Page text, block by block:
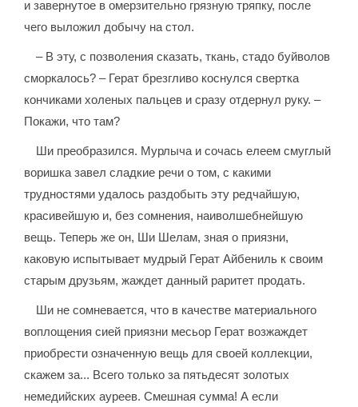
и завернутое в омерзительно грязную тряпку, после
чего выложил добычу на стол.
– В эту, с позволения сказать, ткань, стадо буйволов
сморкалось? – Герат брезгливо коснулся свертка
кончиками холеных пальцев и сразу отдернул руку. –
Покажи, что там?
Ши преобразился. Мурлыча и сочась елеем смуглый
воришка завел сладкие речи о том, с какими
трудностями удалось раздобыть эту редчайшую,
красивейшую и, без сомнения, наиволшебнейшую
вещь. Теперь же он, Ши Шелам, зная о приязни,
каковую испытывает мудрый Герат Айбениль к своим
старым друзьям, жаждет данный раритет продать.
Ши не сомневается, что в качестве материального
воплощения сией приязни месьор Герат возжаждет
приобрести означенную вещь для своей коллекции,
скажем за... Всего только за пятьдесят золотых
немедийских ауреев. Смешная сумма! А если